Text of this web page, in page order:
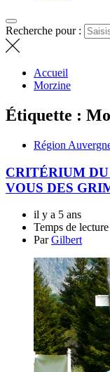
Recherche pour :
Accueil
Morzine
Étiquette :
Région
CRITÉRIUM
VOUS DES
il y a 5 ans
Temps de lecture
ParGilbert